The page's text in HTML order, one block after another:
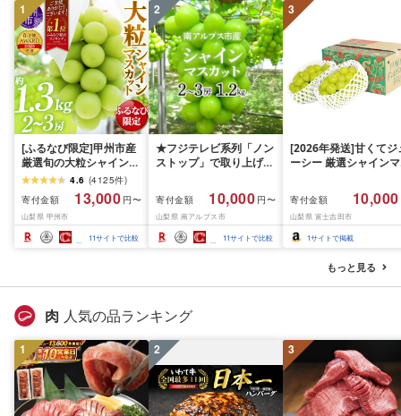
1
[ふるなび限定]甲州市産
厳選旬の大粒シャインマ
スカット 約1.3kg 2〜3
房[2026年発送]
(MG)B12-472 FN-
Limited-VO シャインマ
スカット フルーツ
4.6 (4125件)
寄付金額
13,000 円〜
山梨県 甲州市
11サイトで比較
2
★フジテレビ系列「ノン
ストップ」で取り上げら
先行予約]南アルプス市
産シャインマスカット
1.2kg以上(2〜3房)ふる
さと納税 おすすめ 山梨
県 南アルプス市 送料無
寄付金額 10,000 円〜
山梨県 南アルプス市
11サイトで比較
3
[2026年発送]甘くてジ
ーシー 厳選シャインマ
月前半(1〜15日)から
月下旬までの発送) フ
ーツ ぶどう 果物 山梨
産 2026 旬 大粒 高級
寄付金額 10,000
山梨県 富士吉田市
1サイトで掲載
もっと見る
肉 人気の品ランキング
1 2 3